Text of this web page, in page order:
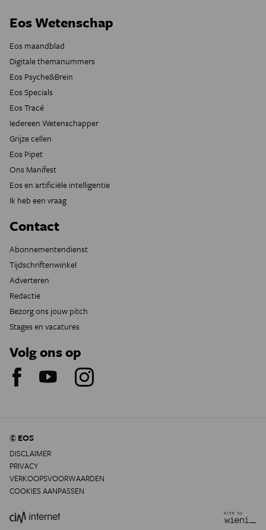
Eos Wetenschap
Eos maandblad
Digitale themanummers
Eos Psyche&Brein
Eos Specials
Eos Tracé
Iedereen Wetenschapper
Grijze cellen
Eos Pipet
Ons Manifest
Eos en artificiële intelligentie
Ik heb een vraag
Contact
Abonnementendienst
Tijdschriftenwinkel
Adverteren
Redactie
Bezorg ons jouw pitch
Stages en vacatures
Volg ons op
© EOS
DISCLAIMER
PRIVACY
VERKOOPSVOORWAARDEN
COOKIES AANPASSEN